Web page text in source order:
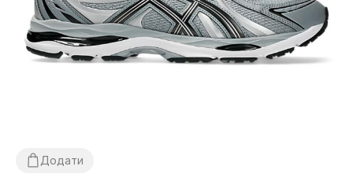
Додати